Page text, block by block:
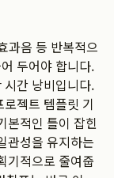
과음 등 반복적으
두어야 합니다.
간 낭비입니다.
젝트 템플릿 기
본적인 틀이 잡힌
관성을 유지하는
기적으로 줄여줍